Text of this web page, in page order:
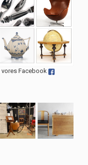
vores Facebook